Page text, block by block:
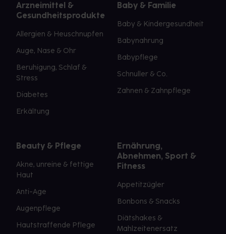
Arzneimittel &
Gesundheitsprodukte
Allergien & Heuschnupfen
Auge, Nase & Ohr
Beruhigung, Schlaf &
Stress
Diabetes
Erkältung
Baby & Familie
Baby & Kindergesundheit
Babynahrung
Babypflege
Schnuller & Co.
Zahnen & Zahnpflege
Beauty & Pflege
Akne, unreine & fettige
Haut
Anti-Age
Augenpflege
Hautstraffende Pflege
Ernährung,
Abnehmen, Sport &
Fitness
Appetitzügler
Bonbons & Snacks
Diätshakes &
Mahlzeitenersatz